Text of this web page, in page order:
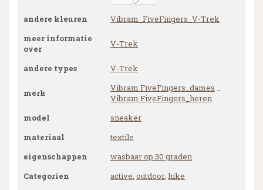
andere kleuren
Vibram_FiveFingers_V-Trek
meer informatie
over
V-Trek
andere types V-Trek
merk Vibram FiveFingers_dames
Vibram FiveFingers_heren
model
sneaker
materiaal
textile
eigenschappen
wasbaar op 30 graden
Categorien
active, outdoor, hike